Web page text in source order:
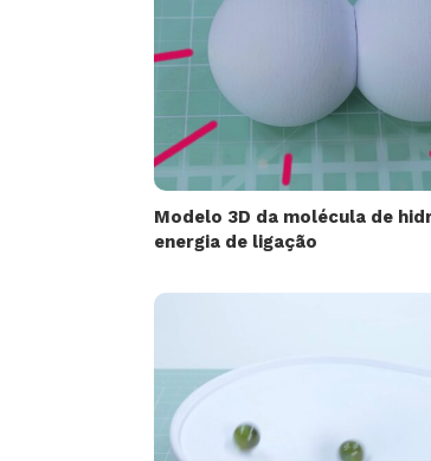
Modelo 3D da molécula de
energia de ligação